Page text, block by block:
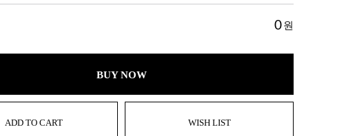
0원
BUY NOW
ADD TO CART WISH LIST